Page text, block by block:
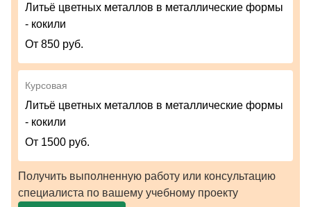
Литьё цветных металлов в металлические формы
- кокили
От 850 руб.
Курсовая
Литьё цветных металлов в металлические формы
- кокили
От 1500 руб.
Получить выполненную работу или консультацию
специалиста по вашему учебному проекту